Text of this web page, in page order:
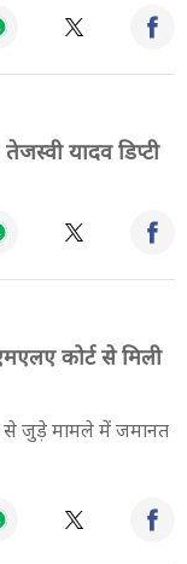
यादव डिप्टी
कोर्ट से मिली
जुड़े मामले में जमानत